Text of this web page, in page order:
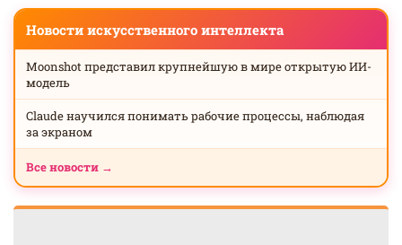
Новости искусственного интеллекта
Moonshot представил крупнейшую в мире открытую ИИ-
модель
Claude научился понимать рабочие процессы, наблюдая
за экраном
Все новости →